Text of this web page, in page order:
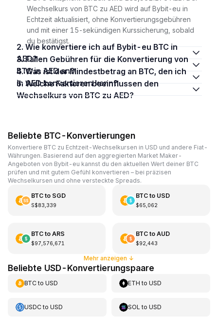
Wechselkurs von BTC zu AED wird auf Bybit-eu in
Echtzeit aktualisiert, ohne Konvertierungsgebühren
und mit einer 15-sekündigen Kurssicherung, sobald
du bestätigst.
2. Wie konvertiere ich auf Bybit-eu BTC in
AED?
3. Fallen Gebühren für die Konvertierung von
BTC in AED an?
4. Was ist der Mindestbetrag an BTC, den ich
in AED konvertieren kann?
5. Welche Faktoren beeinflussen den
Wechselkurs von BTC zu AED?
Beliebte BTC-Konvertierungen
Konvertiere BTC zu Echtzeit-Wechselkursen in USD und andere Fiat-
Währungen. Basierend auf den aggregierten Market Maker-
Angeboten von Bybit-eu kannst du den aktuellen Wert deiner BTC
prüfen und mit gutem Gefühl konvertieren – bei präzisen
Wechselkursen und ohne versteckte Spreads.
BTCto SGD
S$83,339
BTCto USD
$65,062
BTCto ARS
$97,576,671
BTCto AUD
$92,443
Mehr anzeigen ↓
Beliebte USD-Konvertierungspaare
BTCto USD ETH toUSD
USDCto USD SOL toUSD